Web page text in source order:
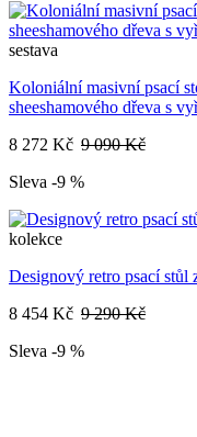
sestava
Koloniální masivní psací
sheeshamového dřeva s
8 272 Kč 9 090 Kč
Sleva -9 %
kolekce
Designový retro psací stůl
8 454 Kč 9 290 Kč
Sleva -9 %